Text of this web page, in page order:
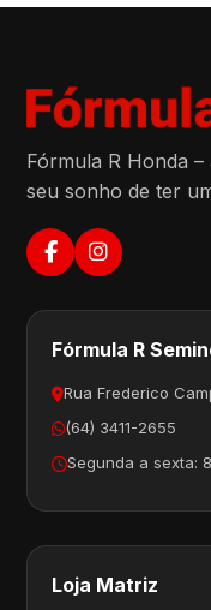
Fórmula R Honda
seu sonho de ter
Fórmula R
Rua Frederico
(64) 3411-2655
Segunda a sexta:
Loja Matriz